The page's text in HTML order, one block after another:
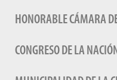
HONORABLE CÁMARA
CONGRESO DE LA